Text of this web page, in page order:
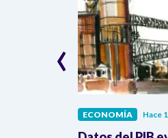
ECONOMÍA Hace
‹